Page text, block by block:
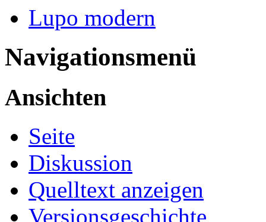
Lupo modern
Navigationsmenü
Ansichten
Seite
Diskussion
Quelltext anzeigen
Versionsgeschichte